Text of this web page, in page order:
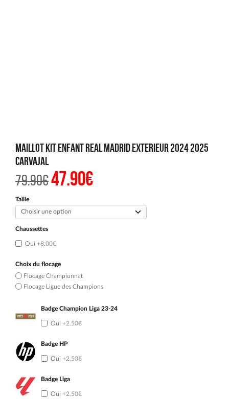
Maillot Kit Enfant Real Madrid Exterieur 2024 2025
Carvajal
79.90€Le
prix
était :
79.90€.
47.90€Le
prix
est :
47.90€.
Taille
Chaussettes
Oui +8.00€
Choix du flocage
Flocage Championnat
Flocage Ligue des Champions
Badge Champion Liga 23-24
Oui +2.50€
Badge HP
Oui +2.50€
Badge Liga
Oui +2.50€